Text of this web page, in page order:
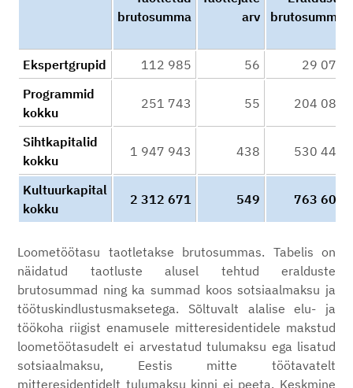
brutosumma
arv
brutosumma
Ekspertgrupid 112 985 56
29 073
Programmid
kokku
251 743 55 204 084
Sihtkapitalid
kokku
1 947 943 438 530 444
Kultuurkapital
kokku
2 312 671 549 763 601
Loometöötasu taotletakse brutosummas. Tabelis on
näidatud taotluste alusel tehtud eralduste
brutosummad ning ka summad koos sotsiaalmaksu ja
töötuskindlustusmaksetega. Sõltuvalt alalise elu- ja
töökoha riigist enamusele mitteresidentidele makstud
loometöötasudelt ei arvestatud tulumaksu ega lisatud
sotsiaalmaksu, Eestis mitte töötavatelt
mitteresidentidelt tulumaksu kinni ei peeta. Keskmine